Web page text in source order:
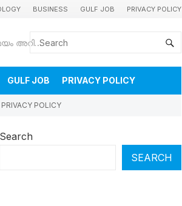
BUSINESS GULF JOB PRIVACY POLICY
കുവൈറ്റിലെ വാർത്തകളും വിശേഷങ്ങളും തൽസമയം അറിയാൻ
GULF JOB PRIVACY POLICY
PRIVACY POLICY
Search
SEARCH